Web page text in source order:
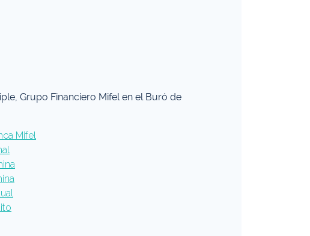
Grupo Financiero Mifel en el Buró de
Mifel